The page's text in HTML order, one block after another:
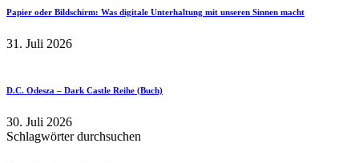
Papier oder Bildschirm: Was digitale Unterhaltung mit unseren Sinnen macht
31. Juli 2026
D.C. Odesza – Dark Castle Reihe (Buch)
30. Juli 2026
Schlagwörter durchsuchen